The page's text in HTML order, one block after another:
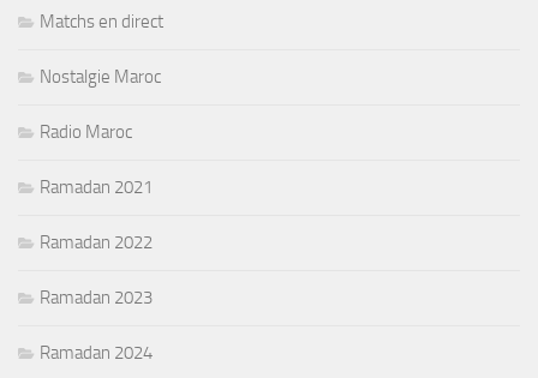
Matchs en direct
Nostalgie Maroc
Radio Maroc
Ramadan 2021
Ramadan 2022
Ramadan 2023
Ramadan 2024